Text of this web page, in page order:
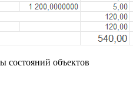
состояний объектов